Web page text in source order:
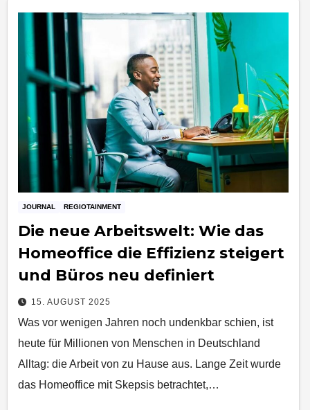
JOURNAL REGIOTAINMENT
Die neue Arbeitswelt: Wie das
Homeoffice die Effizienz steigert
und Büros neu definiert
15. AUGUST 2025
Was vor wenigen Jahren noch undenkbar schien, ist
heute für Millionen von Menschen in Deutschland
Alltag: die Arbeit von zu Hause aus. Lange Zeit wurde
das Homeoffice mit Skepsis betrachtet,…